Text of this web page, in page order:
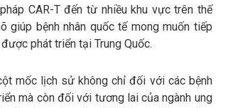
CAR-T đến từ nhiều khu vực trên thế
giúp bệnh nhân quốc tế mong muốn tiếp
phát triển tại Trung Quốc.
mốc lịch sử không chỉ đối với các bệnh
mà còn đối với tương lai của ngành ung